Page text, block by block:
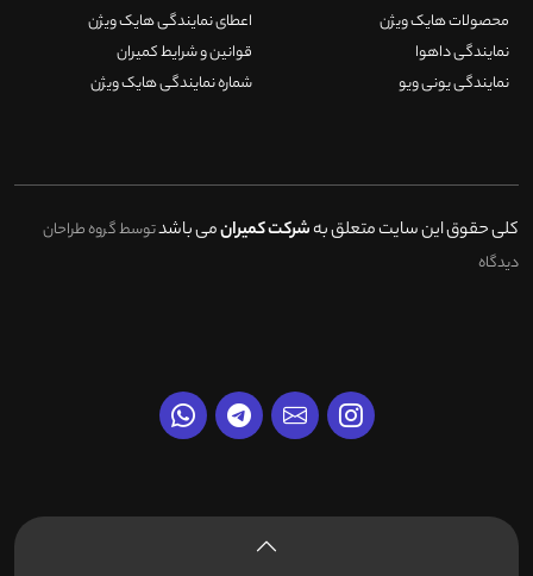
محصولات هایک ویژن
نمایندگی داهوا
نمایندگی یونی ویو
اعطای نمایندگی هایک ویژن
قوانین و شرایط کمیران
شماره نمایندگی هایک ویژن
کلی حقوق این سایت متعلق بهشرکت کمیرانمی باشدتوسط گروه طراحان
دیدگاه